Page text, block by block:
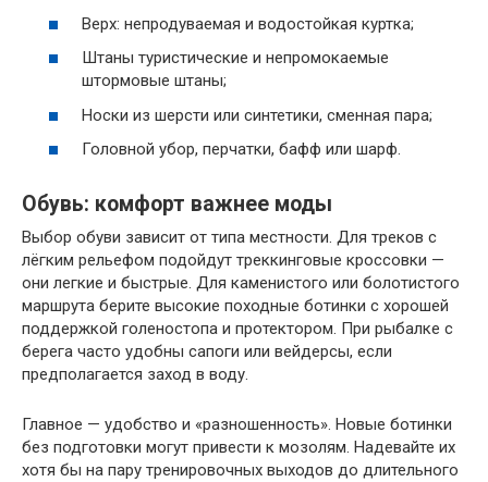
Верх: непродуваемая и водостойкая куртка;
Штаны туристические и непромокаемые
штормовые штаны;
Носки из шерсти или синтетики, сменная пара;
Головной убор, перчатки, бафф или шарф.
Обувь: комфорт важнее моды
Выбор обуви зависит от типа местности. Для треков с
лёгким рельефом подойдут треккинговые кроссовки —
они легкие и быстрые. Для каменистого или болотистого
маршрута берите высокие походные ботинки с хорошей
поддержкой голеностопа и протектором. При рыбалке с
берега часто удобны сапоги или вейдерсы, если
предполагается заход в воду.
Главное — удобство и «разношенность». Новые ботинки
без подготовки могут привести к мозолям. Надевайте их
хотя бы на пару тренировочных выходов до длительного